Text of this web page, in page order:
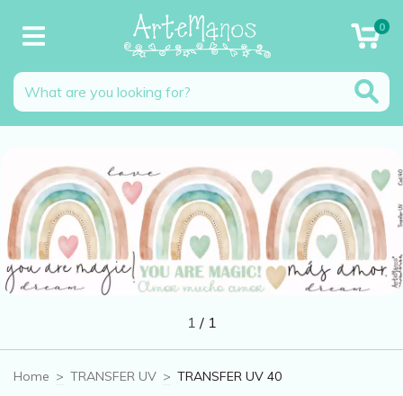
0
1 / 1
Home > TRANSFER UV > TRANSFER UV 40